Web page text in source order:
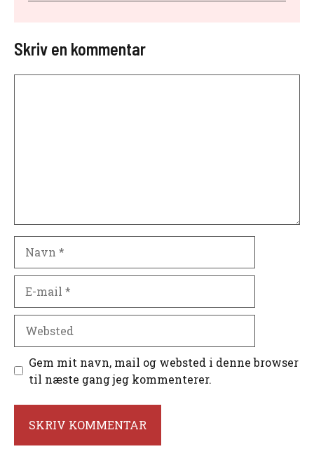
Skriv en kommentar
mail
Gem mit navn, mail og websted i denne browser
til næste gang jeg kommenterer.